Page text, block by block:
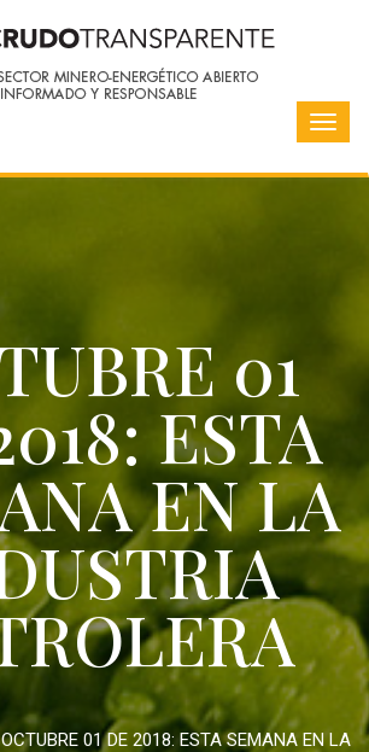
01
ESTA
EN LA
OCTUBRE 01 DE 2018: ESTA SEMANA EN LA